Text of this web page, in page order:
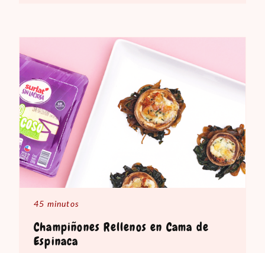
45 minutos
Champiñones Rellenos en Cama de
Espinaca